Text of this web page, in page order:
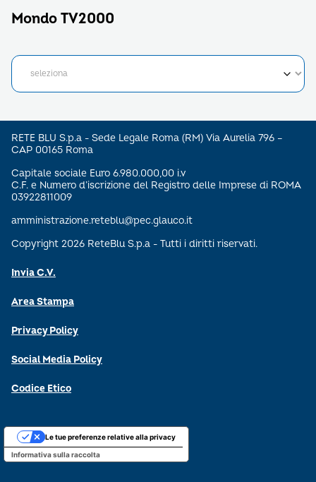
Mondo TV2000
RETE BLU S.p.a - Sede Legale Roma (RM) Via Aurelia 796 –
CAP 00165 Roma
Capitale sociale Euro 6.980.000,00 i.v
C.F. e Numero d’iscrizione del Registro delle Imprese di ROMA
03922811009
amministrazione.reteblu@pec.glauco.it
Copyright 2026 ReteBlu S.p.a - Tutti i diritti riservati.
Invia C.V.
Area Stampa
Privacy Policy
Social Media Policy
Codice Etico
Informativa sulla raccolta
Le tue preferenze relative alla privacy